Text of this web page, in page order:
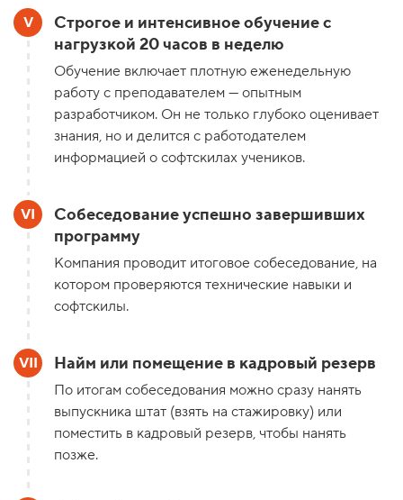
Строгое и интенсивное обучение с
нагрузкой 20 часов в неделю
Обучение включает плотную еженедельную
работу с преподавателем — опытным
разработчиком. Он не только глубоко оценивает
знания, но и делится с работодателем
информацией о софтскилах учеников.
Собеседование успешно завершивших
программу
Компания проводит итоговое собеседование, на
котором проверяются технические навыки и
софтскилы.
Найм или помещение в кадровый резерв
По итогам собеседования можно сразу нанять
выпускника штат (взять на стажировку) или
поместить в кадровый резерв, чтобы нанять
позже.